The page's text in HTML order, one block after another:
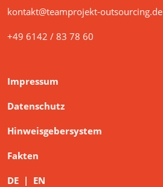
kontakt@teamprojekt-outsourcing.de
+49 6142 / 83 78 60
Impressum
Datenschutz
Hinweisgebersystem
Fakten
DE | EN